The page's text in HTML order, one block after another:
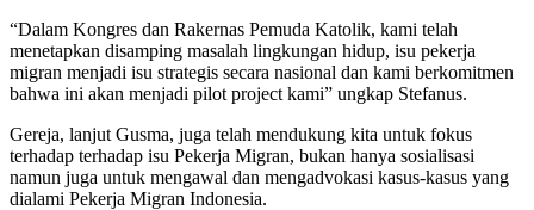
“Dalam Kongres dan Rakernas Pemuda Katolik, kami telah
menetapkan disamping masalah lingkungan hidup, isu pekerja
migran menjadi isu strategis secara nasional dan kami berkomitmen
bahwa ini akan menjadi pilot project kami” ungkap Stefanus.
Gereja, lanjut Gusma, juga telah mendukung kita untuk fokus
terhadap terhadap isu Pekerja Migran, bukan hanya sosialisasi
namun juga untuk mengawal dan mengadvokasi kasus-kasus yang
dialami Pekerja Migran Indonesia.